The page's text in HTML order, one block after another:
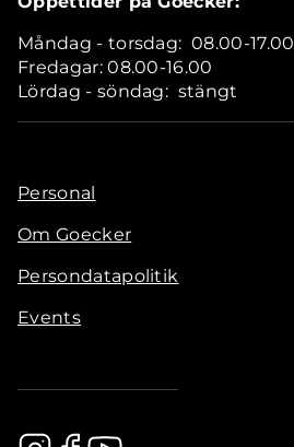
Måndag - torsdag: 08.00-17.00
Fredagar: 08.00-16.00
Lördag - söndag: stängt
Personal
Om Goecker
Persondatapolitik
Events